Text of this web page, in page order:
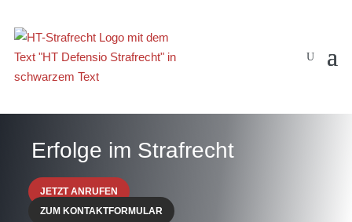
Erfolge im Strafrecht
JETZT ANRUFEN
ZUM KONTAKTFORMULAR